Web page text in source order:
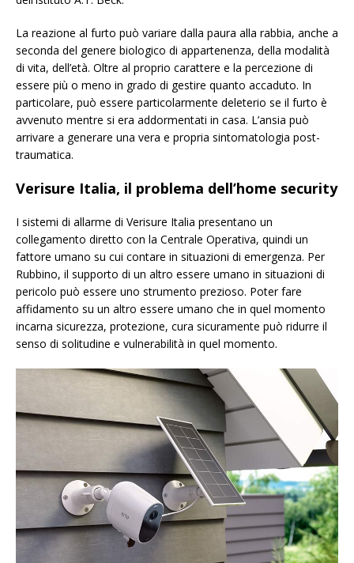
La reazione al furto può variare dalla paura alla rabbia, anche a
seconda del genere biologico di appartenenza, della modalità
di vita, dell’età. Oltre al proprio carattere e la percezione di
essere più o meno in grado di gestire quanto accaduto. In
particolare, può essere particolarmente deleterio se il furto è
avvenuto mentre si era addormentati in casa. L’ansia può
arrivare a generare una vera e propria sintomatologia post-
traumatica.
Verisure Italia, il problema dell’home security
I sistemi di allarme di Verisure Italia presentano un
collegamento diretto con la Centrale Operativa, quindi un
fattore umano su cui contare in situazioni di emergenza. Per
Rubbino, il supporto di un altro essere umano in situazioni di
pericolo può essere uno strumento prezioso. Poter fare
affidamento su un altro essere umano che in quel momento
incarna sicurezza, protezione, cura sicuramente può ridurre il
senso di solitudine e vulnerabilità in quel momento.